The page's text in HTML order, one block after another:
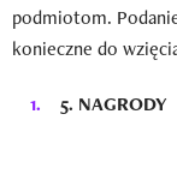
podmiotom.
konieczne do
5. NAGRODY